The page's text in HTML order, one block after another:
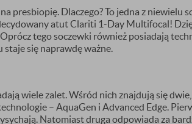
presbiopię. Dlaczego? To jedna z niewielu
atut Clariti 1-Day Multifocal!
tego soczewki również posiadają
staje się naprawdę ważne.
wiele zalet. Wśród nich znajdują się
– AquaGen i Advanced Edge.
Natomiast druga odpowiada za